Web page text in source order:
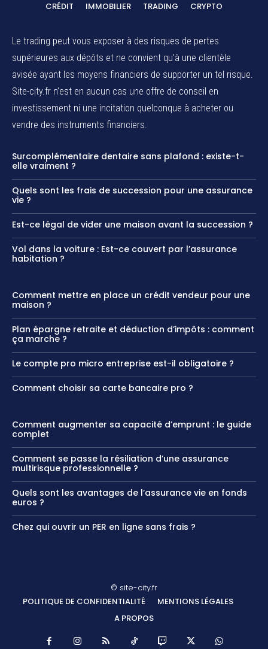
CRÉDIT
IMMOBILIER TRADING CRYPTO
Le trading peut vous exposer à des risques de pertes
supérieures aux dépôts et ne convient qu’à une clientèle
avisée ayant les moyens financiers de supporter un tel risque.
Site-city.fr n’est en aucun cas une offre de conseil en
investissement ni une incitation quelconque à acheter ou
vendre des instruments financiers.
Surcomplémentaire dentaire sans plafond : existe-t-
elle vraiment ?
Quels sont les frais de succession pour une assurance
vie ?
Est-ce légal de vider une maison avant la succession ?
Vol dans la voiture : Est-ce couvert par l’assurance
habitation ?
Comment mettre en place un crédit vendeur pour une
maison ?
Plan épargne retraite et déduction d’impôts : comment
ça marche ?
Le compte pro micro entreprise est-il obligatoire ?
Comment choisir sa carte bancaire pro ?
Comment augmenter sa capacité d’emprunt : le guide
complet
Comment se passe la résiliation d’une assurance
multirisque professionnelle ?
Quels sont les avantages de l’assurance vie en fonds
euros​ ?
Chez qui ouvrir un PER en ligne sans frais ?
© site-city.fr
POLITIQUE DE CONFIDENTIALITÉ
MENTIONS LÉGALES
A PROPOS